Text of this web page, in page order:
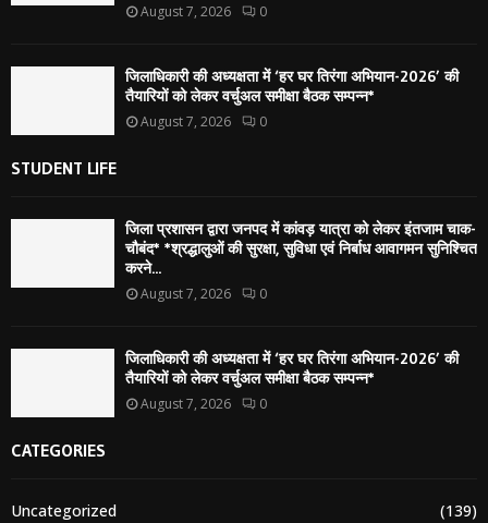
August 7, 2026 0
जिलाधिकारी की अध्यक्षता में ‘हर घर तिरंगा अभियान-2026’ की
तैयारियों को लेकर वर्चुअल समीक्षा बैठक सम्पन्न*
August 7, 2026 0
STUDENT LIFE
जिला प्रशासन द्वारा जनपद में कांवड़ यात्रा को लेकर इंतजाम चाक-
चौबंद* *श्रद्धालुओं की सुरक्षा, सुविधा एवं निर्बाध आवागमन सुनिश्चित
करने...
August 7, 2026 0
जिलाधिकारी की अध्यक्षता में ‘हर घर तिरंगा अभियान-2026’ की
तैयारियों को लेकर वर्चुअल समीक्षा बैठक सम्पन्न*
August 7, 2026 0
CATEGORIES
Uncategorized
(139)